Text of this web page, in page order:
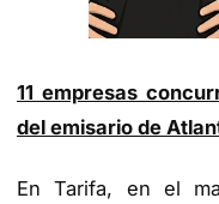
11 empresas
del emisario de
En Tarifa, en el